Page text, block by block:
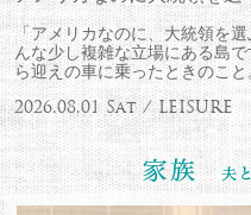
「アメリカなのに、大統領を
んな少し複雑な立場にある島
ら迎えの車に乗ったときのこ
2026.08.01 Sat / LEISURE